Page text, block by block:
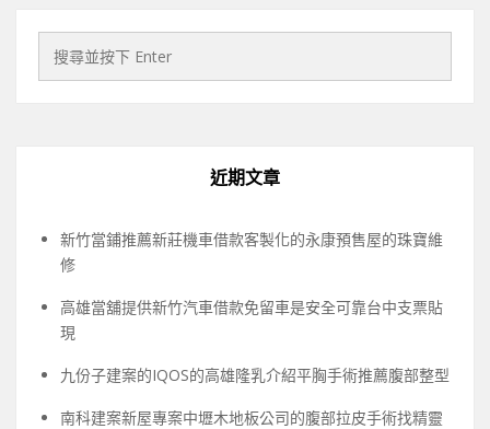
近期文章
新竹當鋪推薦新莊機車借款客製化的永康預售屋的珠寶維
修
高雄當舖提供新竹汽車借款免留車是安全可靠台中支票貼
現
九份子建案的IQOS的高雄隆乳介紹平胸手術推薦腹部整型
南科建案新屋專案中壢木地板公司的腹部拉皮手術找精靈